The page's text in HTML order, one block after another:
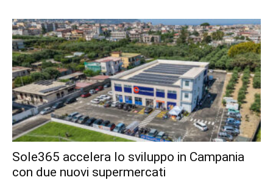
Sole365 accelera lo sviluppo in Campania
con due nuovi supermercati